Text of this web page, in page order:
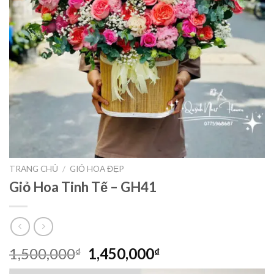
TRANG CHỦ / GIỎ HOA ĐẸP
Giỏ Hoa Tinh Tế – GH41
1,500,000₫
Giá
gốc
1,450,000₫Giá
hiện